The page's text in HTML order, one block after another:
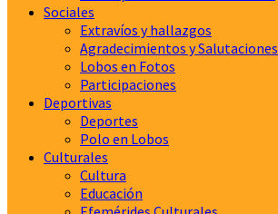
Sociales
Extravíos y hallazgos
Agradecimientos y Salutaciones
Lobos en Fotos
Participaciones
Deportivas
Deportes
Polo en Lobos
Culturales
Cultura
Educación